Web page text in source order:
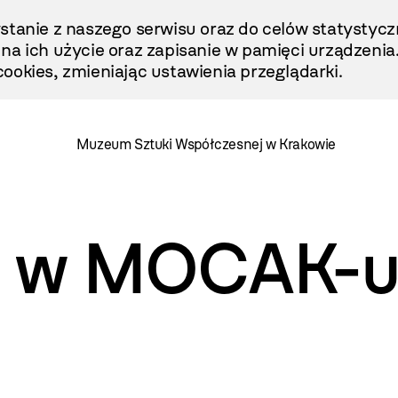
z naszego serwisu oraz do celów
ich użycie oraz zapisanie w pamięci
zmieniając ustawienia przeglądarki.
Muzeum Sztuki Współczesnej w Krakowie
MOCAK-